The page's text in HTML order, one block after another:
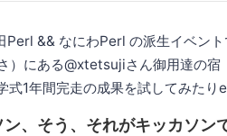
&& なにわPerl の派生イベント
）にある@xtetsujiさん御用達の
式1年間完走の成果を試してみたり
、そう、それがキッカソン